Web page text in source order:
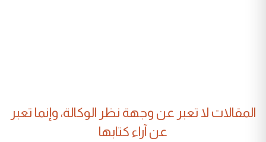
المقالات لا تعبر عن وجهة نظر الوكالة، وإنما تعبر
عن آراء كتابها